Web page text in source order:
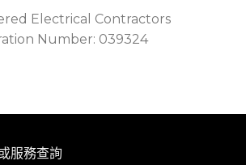
Electrical Contractors
Number: 039324
服務查詢